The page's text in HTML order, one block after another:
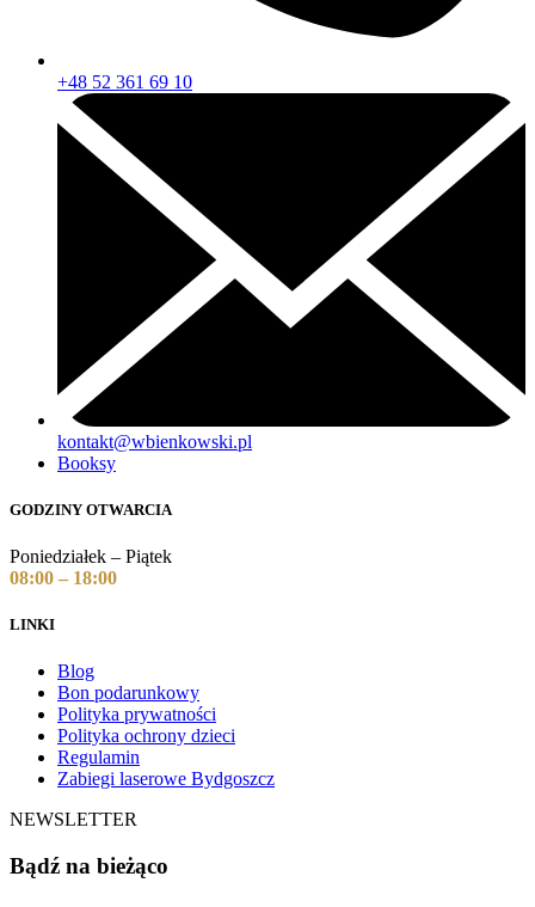
+48 52 361 69 10
kontakt@wbienkowski.pl
Booksy
GODZINY OTWARCIA
Poniedziałek – Piątek
08:00 – 18:00
LINKI
Blog
Bon podarunkowy
Polityka prywatności
Polityka ochrony dzieci
Regulamin
Zabiegi laserowe Bydgoszcz
NEWSLETTER
Bądź na bieżąco